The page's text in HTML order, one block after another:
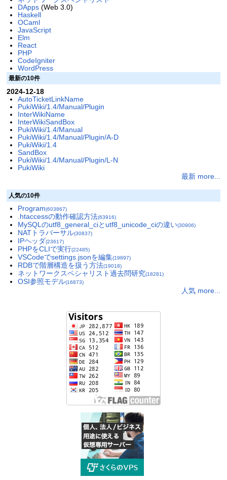
DApps(Web 3.0)
Haskell
OCaml
JavaScript
Elm
React
PHP
CodeIgniter
WordPress
最新の10件
2024-12-18
AutoTicketLinkName
PukiWiki/1.4/Manual/Plugin
InterWikiName
InterWikiSandBox
PukiWiki/1.4/Manual
PukiWiki/1.4/Manual/Plugin/A-D
PukiWiki/1.4
SandBox
PukiWiki/1.4/Manual/Plugin/L-N
PukiWiki
最新 more...
人気の10件
Program(603867)
.htaccessの動作確認方法(63916)
MySQLのutf8_general_ciとutf8_unicode_ciの違い(30906)
NATトラバーサル(30837)
IPヘッダ(23617)
PHPをCLIで実行(22485)
VSCodeでsettings.jsonを編集(19897)
RDBで階層構造を扱う方法(19018)
ネットワークスペシャリスト過去問研究(18281)
OSI参照モデル(16873)
人気 more...